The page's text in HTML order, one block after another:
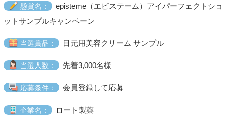
懸賞名：
episteme（エピステーム）アイパーフェクトショ
ットサンプルキャンペーン
当選賞品： 目元用美容クリーム サンプル
当選人数： 先着3,000名様
応募条件： 会員登録して応募
企業名： ロート製薬